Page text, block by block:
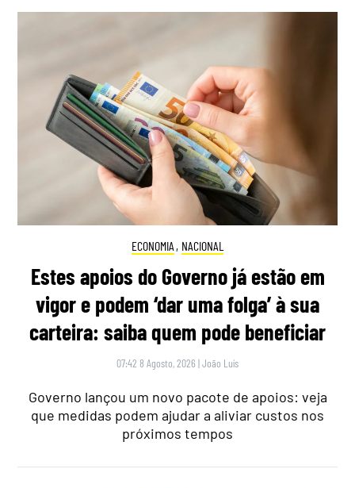
ECONOMIA , NACIONAL
Estes apoios do Governo já estão em
vigor e podem ‘dar uma folga’ à sua
carteira: saiba quem pode beneficiar
07:42 8 Agosto, 2026 |João Luís
Governo lançou um novo pacote de apoios: veja
que medidas podem ajudar a aliviar custos nos
próximos tempos